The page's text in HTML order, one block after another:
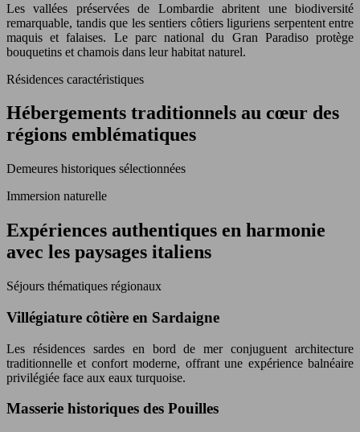
Les vallées préservées de Lombardie abritent une biodiversité
remarquable, tandis que les sentiers côtiers liguriens serpentent entre
maquis et falaises. Le parc national du Gran Paradiso protège
bouquetins et chamois dans leur habitat naturel.
Résidences caractéristiques
Hébergements traditionnels au cœur des
régions emblématiques
Demeures historiques sélectionnées
Immersion naturelle
Expériences authentiques en harmonie
avec les paysages italiens
Séjours thématiques régionaux
Villégiature côtière en Sardaigne
Les résidences sardes en bord de mer conjuguent architecture
traditionnelle et confort moderne, offrant une expérience balnéaire
privilégiée face aux eaux turquoise.
Masserie historiques des Pouilles